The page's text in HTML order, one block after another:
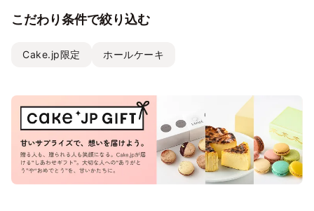
こだわり条件で絞り込む
Cake.jp限定 ホールケーキ